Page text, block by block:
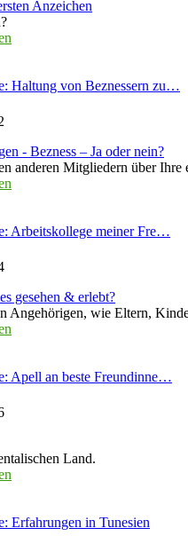
Anzeichen
Haltung von Beznessern zu…
- Bezness – Ja oder nein?
anderen Mitgliedern über
Arbeitskollege meiner Fre…
gesehen & erlebt?
Angehörigen, wie Eltern,
Apell an beste Freundinne…
Land.
Erfahrungen in Tunesien